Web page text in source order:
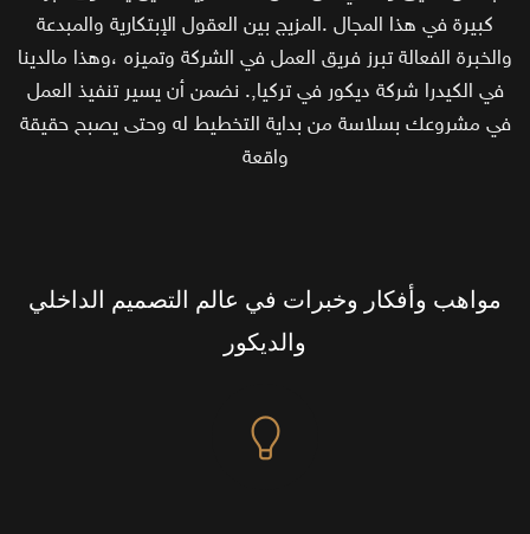
كبيرة في هذا المجال .المزيج بين العقول الإبتكارية والمبدعة
والخبرة الفعالة تبرز فريق العمل في الشركة وتميزه ،وهذا مالدينا
في الكيدرا شركة ديكور في تركيا,. نضمن أن يسير تنفيذ العمل
في مشروعك بسلاسة من بداية التخطيط له وحتى يصبح حقيقة
واقعة
مواهب وأفكار وخبرات في عالم التصميم الداخلي
والديكور